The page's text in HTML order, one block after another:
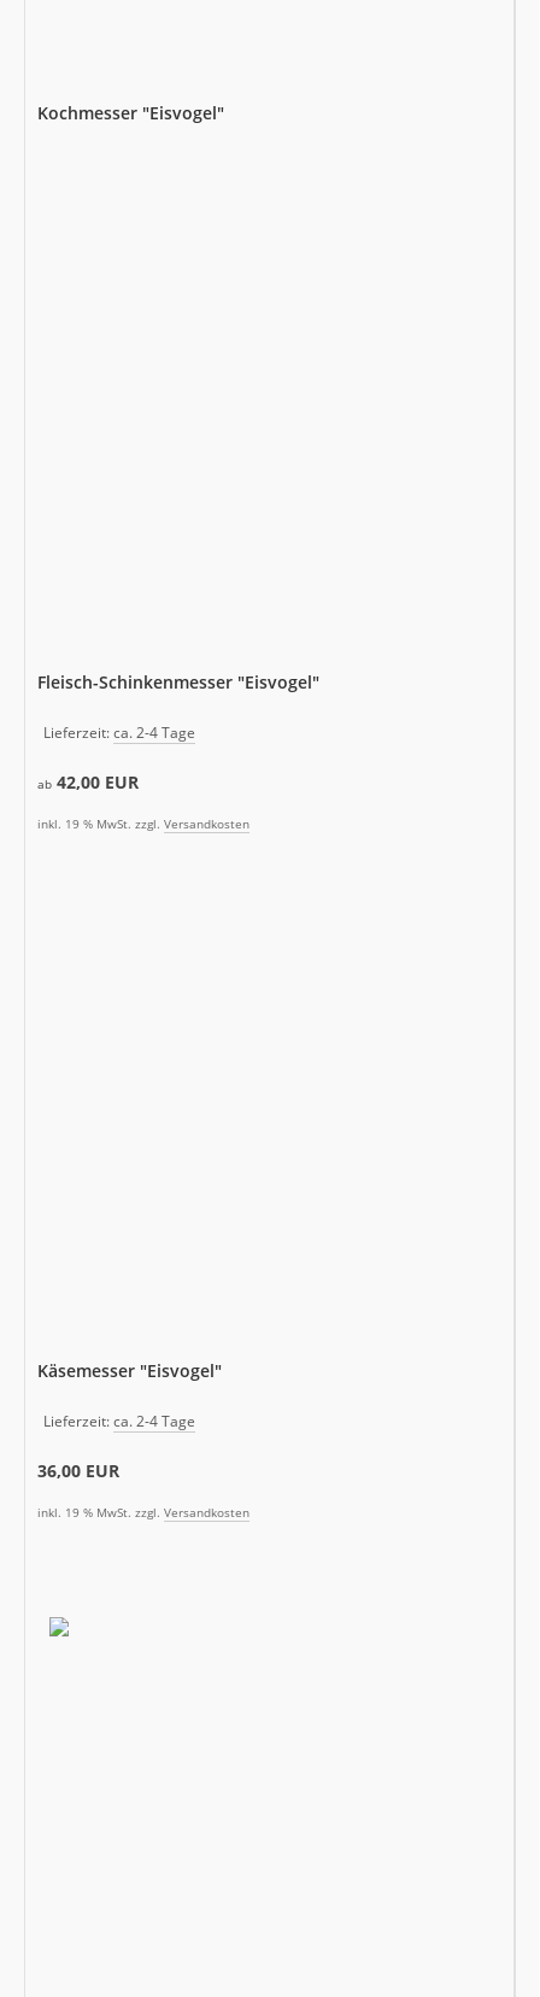
Kochmesser "Eisvogel"
Fleisch-Schinkenmesser "Eisvogel"
Lieferzeit:ca. 2-4 Tage
ab 42,00 EUR
inkl. 19 % MwSt. zzgl. Versandkosten
Käsemesser "Eisvogel"
Lieferzeit:ca. 2-4 Tage
36,00 EUR
inkl. 19 % MwSt. zzgl. Versandkosten